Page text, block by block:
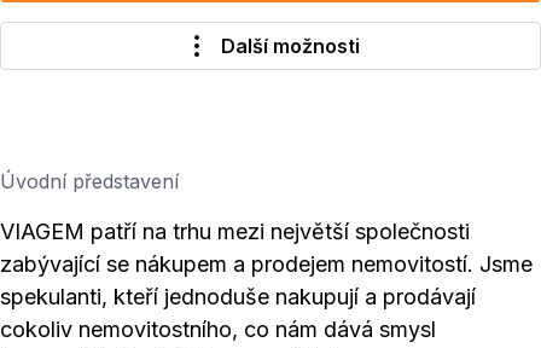
Další možnosti
Úvodní představení
VIAGEM patří na trhu mezi největší společnosti
zabývající se nákupem a prodejem nemovitostí. Jsme
spekulanti, kteří jednoduše nakupují a prodávají
cokoliv nemovitostního, co nám dává smysl